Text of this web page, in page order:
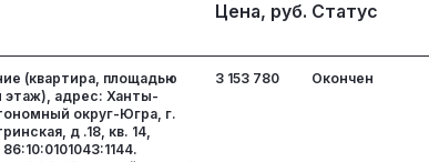
Цена, руб. Статус
(квартира, площадью
этаж), адрес: Ханты-
округ-Югра, г.
д .18, кв. 14,
3 153 780 Окончен